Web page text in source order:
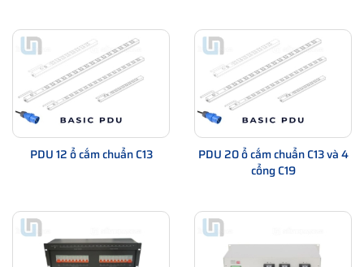
PDU 12 ổ cắm chuẩn C13
PDU 20 ổ cắm chuẩn C13 và 4
cổng C19